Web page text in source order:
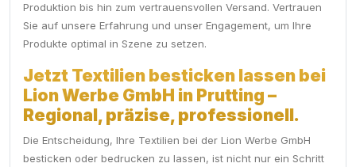
Produktion bis hin zum vertrauensvollen Versand. Vertrauen
Sie auf unsere Erfahrung und unser Engagement, um Ihre
Produkte optimal in Szene zu setzen.
Jetzt Textilien besticken lassen bei
Lion Werbe GmbH in Prutting –
Regional, präzise, professionell.
Die Entscheidung, Ihre Textilien bei der Lion Werbe GmbH
besticken oder bedrucken zu lassen, ist nicht nur ein Schritt